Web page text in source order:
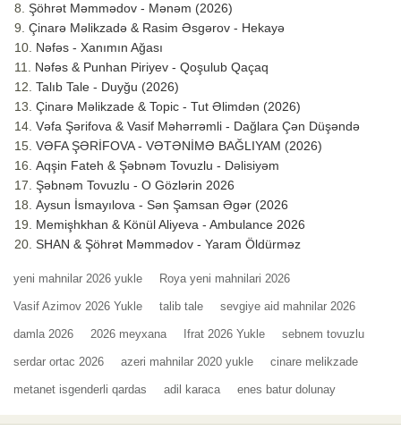
Şöhrət Məmmədov - Mənəm (2026)
Çinarə Məlikzadə & Rasim Əsgərov - Hekayə
Nəfəs - Xanımın Ağası
Nəfəs & Punhan Piriyev - Qoşulub Qaçaq
Talıb Tale - Duyğu (2026)
Çinarə Məlikzade & Topic - Tut Əlimdən (2026)
Vəfa Şərifova & Vasif Məhərrəmli - Dağlara Çən Düşəndə
VƏFA ŞƏRİFOVA - VƏTƏNİMƏ BAĞLIYAM (2026)
Aqşin Fateh & Şəbnəm Tovuzlu - Dəlisiyəm
Şəbnəm Tovuzlu - O Gözlərin 2026
Aysun İsmayılova - Sən Şamsan Əgər (2026
Memişhkhan & Könül Aliyeva - Ambulance 2026
SHAN & Şöhrət Məmmədov - Yaram Öldürməz
yeni mahnilar 2026 yukle Roya yeni mahnilari 2026
Vasif Azimov 2026 Yukle talib tale sevgiye aid mahnilar 2026
damla 2026 2026 meyxana Ifrat 2026 Yukle sebnem tovuzlu
serdar ortac 2026 azeri mahnilar 2020 yukle cinare melikzade
metanet isgenderli qardas adil karaca enes batur dolunay